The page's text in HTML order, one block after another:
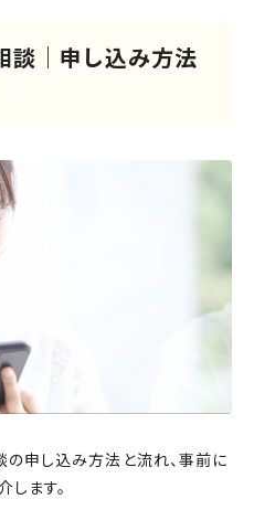
談｜申し込み方法
申し込み方法と流れ、事前に
ます。